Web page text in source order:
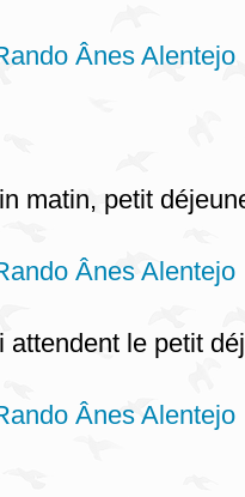
matin, petit
attendent le petit